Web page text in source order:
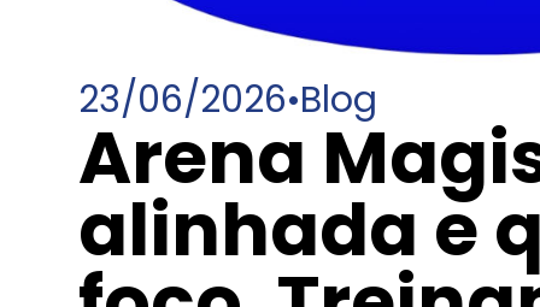
23/06/2026•Blog
Arena
alinhada e